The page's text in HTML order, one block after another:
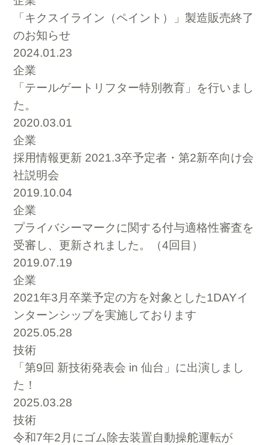
「キクスイライン（ペイント）」製造販売終了
のお知らせ
2024.01.23
企業
「テールゲートリフター特別教育」を行いまし
た。
2020.03.01
企業
採用情報更新 2021.3卒予定者・第2新卒向け会
社説明会
2019.10.04
企業
プライバシーマークに関する付与適格性審査を
受審し、更新されました。（4回目）
2019.07.19
企業
2021年3月卒業予定の方を対象とした1DAYイ
ンターンシップを実施しております
2025.05.28
技術
「第9回 新技術発表会 in 仙台」に出演しまし
た！
2025.03.28
技術
令和7年2月にゴム除去装置自動操舵運転が